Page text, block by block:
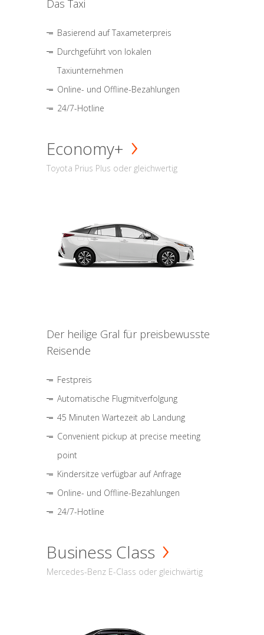
Das Taxi
Basierend auf Taxameterpreis
Durchgeführt von lokalen
Taxiunternehmen
Online- und Offline-Bezahlungen
24/7-Hotline
Economy+
Toyota Prius Plus oder gleichwertig
Der heilige Gral für preisbewusste
Reisende
Festpreis
Automatische Flugmitverfolgung
45 Minuten Wartezeit ab Landung
Convenient pickup at precise meeting
point
Kindersitze verfügbar auf Anfrage
Online- und Offline-Bezahlungen
24/7-Hotline
Business Class
Mercedes-Benz E-Class oder gleichwärtig